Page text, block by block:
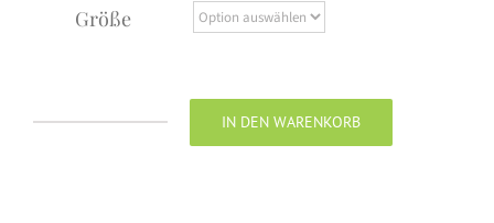
Größe
IN DEN WARENKORB